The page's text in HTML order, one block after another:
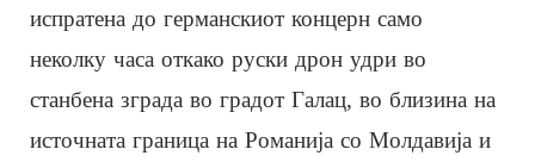
испратена до германскиот концерн само
неколку часа откако руски дрон удри во
станбена зграда во градот Галац, во близина на
источната граница на Романија со Молдавија и